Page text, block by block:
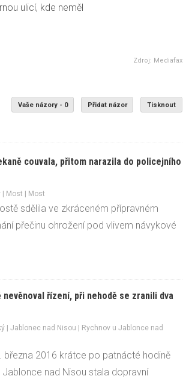
ulicí, kde neměl
Zdroj: Mediafax
Vaše názory - 0 Přidat názor Tisknout
couvala, přitom narazila do policejního
Most | Most
sdělila ve zkráceném přípravném
přečinu ohrožení pod vlivem návykové
nevěnoval řízení, při nehodě se zranili dva
|Jablonec nad Nisou | Rychnov u Jablonce nad
března 2016 krátce po patnácté hodině
nad Nisou stala dopravní